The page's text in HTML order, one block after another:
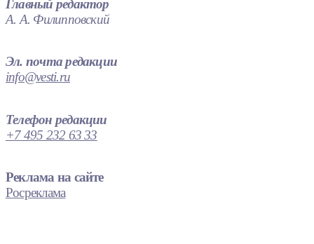
Главный редактор
А. А. Филипповский
Эл. почта редакции
info@vesti.ru
Телефон редакции
+7 495 232 63 33
Реклама на сайте
Росреклама